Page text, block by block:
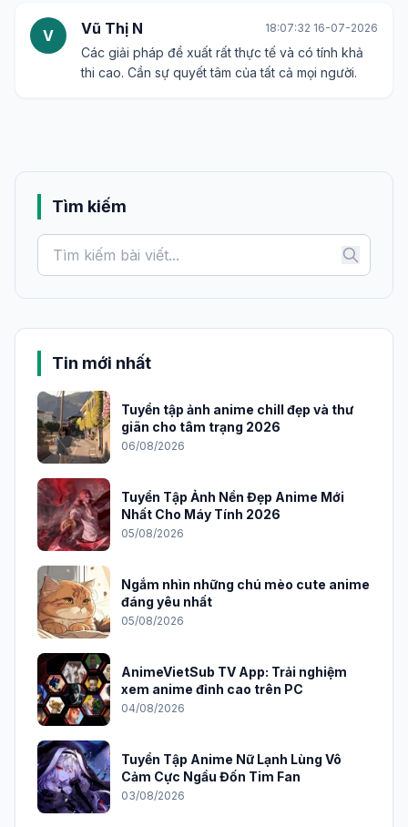
V Vũ Thị N 18:07:32 16-07-2026
Các giải pháp đề xuất rất thực tế và có tính khả
thi cao. Cần sự quyết tâm của tất cả mọi người.
Tìm kiếm
Tin mới nhất
Tuyển tập ảnh anime chill đẹp và thư
giãn cho tâm trạng 2026
06/08/2026
Tuyển Tập Ảnh Nền Đẹp Anime Mới
Nhất Cho Máy Tính 2026
05/08/2026
Ngắm nhìn những chú mèo cute anime
đáng yêu nhất
05/08/2026
AnimeVietSub TV App: Trải nghiệm
xem anime đỉnh cao trên PC
04/08/2026
Tuyển Tập Anime Nữ Lạnh Lùng Vô
Cảm Cực Ngầu Đốn Tim Fan
03/08/2026